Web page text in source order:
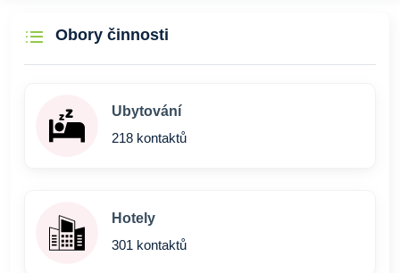
Obory činnosti
Ubytování
218 kontaktů
Hotely
301 kontaktů